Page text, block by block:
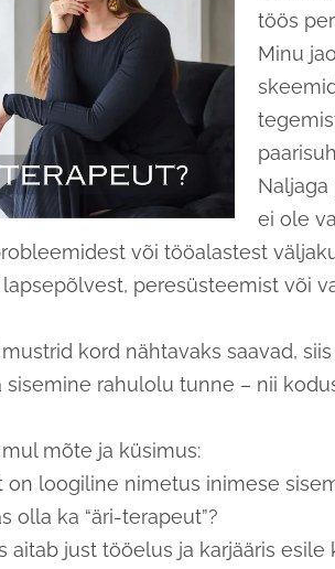
töös
Minu
ei ole
või tööalastest
peresüsteemist või
kord nähtavaks saavad,
sisemine rahulolu tunne – nii
mõte ja küsimus:
on loogiline nimetus inimese
olla ka “äri-terapeut”?
aitab just tööelus ja karjääris